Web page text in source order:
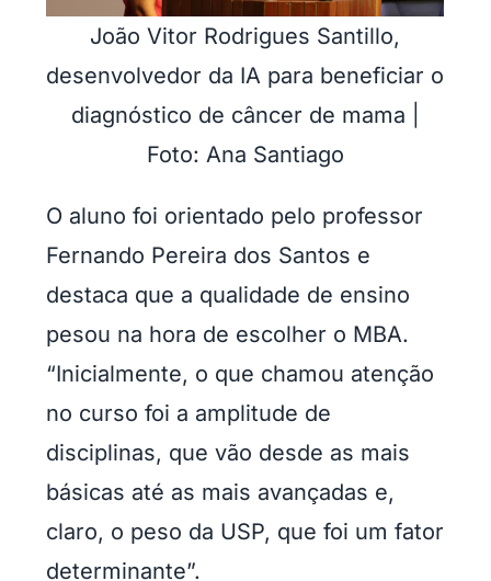
João Vitor Rodrigues Santillo,
desenvolvedor da IA para beneficiar o
diagnóstico de câncer de mama |
Foto: Ana Santiago
O aluno foi orientado pelo professor
Fernando Pereira dos Santos e
destaca que a qualidade de ensino
pesou na hora de escolher o MBA.
“Inicialmente, o que chamou atenção
no curso foi a amplitude de
disciplinas, que vão desde as mais
básicas até as mais avançadas e,
claro, o peso da USP, que foi um fator
determinante”.